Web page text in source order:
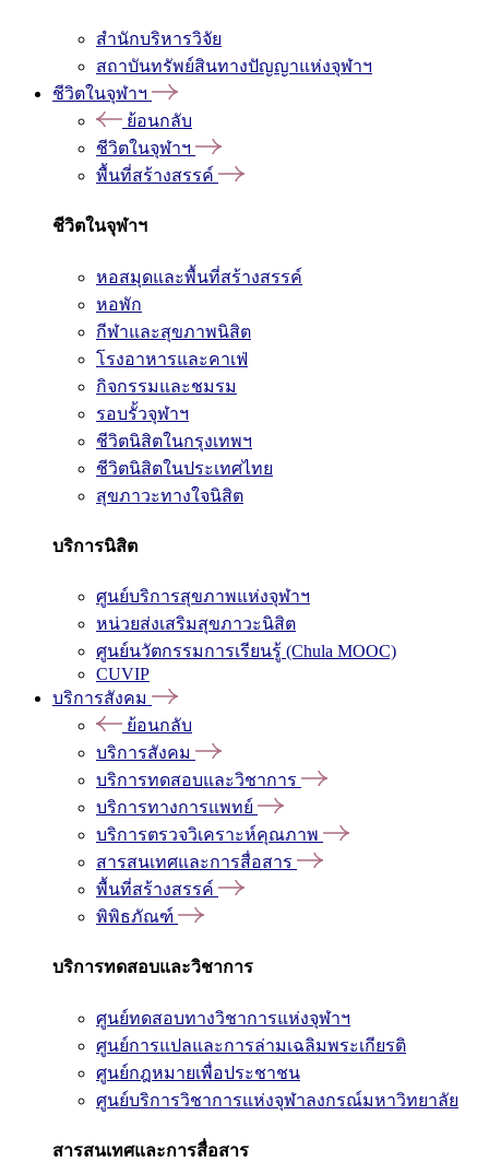
สำนักบริหารวิจัย
สถาบันทรัพย์สินทางปัญญาแห่งจุฬาฯ
ชีวิตในจุฬาฯ
ย้อนกลับ
ชีวิตในจุฬาฯ
พื้นที่สร้างสรรค์
ชีวิตในจุฬาฯ
หอสมุดและพื้นที่สร้างสรรค์
หอพัก
กีฬาและสุขภาพนิสิต
โรงอาหารและคาเฟ่
กิจกรรมและชมรม
รอบรั้วจุฬาฯ
ชีวิตนิสิตในกรุงเทพฯ
ชีวิตนิสิตในประเทศไทย
สุขภาวะทางใจนิสิต
บริการนิสิต
ศูนย์บริการสุขภาพแห่งจุฬาฯ
หน่วยส่งเสริมสุขภาวะนิสิต
ศูนย์นวัตกรรมการเรียนรู้ (Chula MOOC)
CUVIP
บริการสังคม
ย้อนกลับ
บริการสังคม
บริการทดสอบและวิชาการ
บริการทางการแพทย์
บริการตรวจวิเคราะห์คุณภาพ
สารสนเทศและการสื่อสาร
พื้นที่สร้างสรรค์
พิพิธภัณฑ์
บริการทดสอบและวิชาการ
ศูนย์ทดสอบทางวิชาการแห่งจุฬาฯ
ศูนย์การแปลและการล่ามเฉลิมพระเกียรติ
ศูนย์กฎหมายเพื่อประชาชน
ศูนย์บริการวิชาการแห่งจุฬาลงกรณ์มหาวิทยาลัย
สารสนเทศและการสื่อสาร